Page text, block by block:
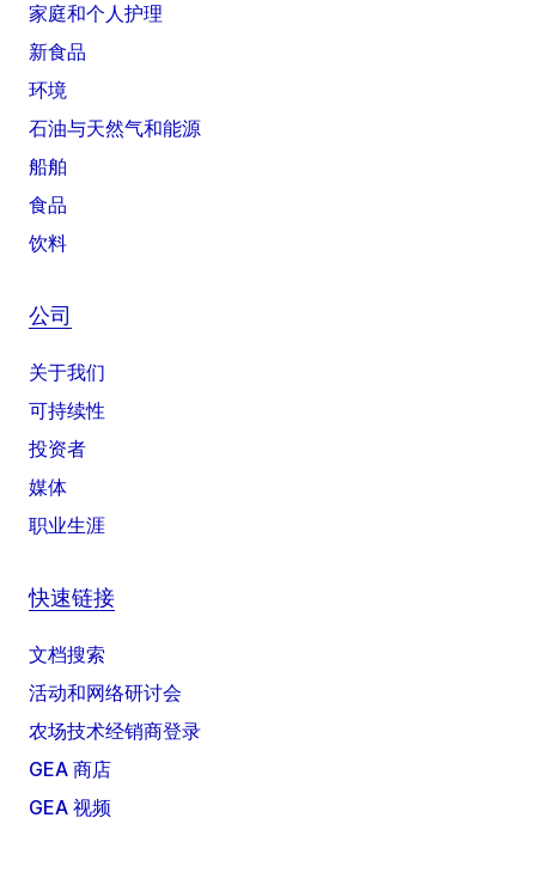
家庭和个人护理
新食品
环境
石油与天然气和能源
船舶
食品
饮料
公司
关于我们
可持续性
投资者
媒体
职业生涯
快速链接
文档搜索
活动和网络研讨会
农场技术经销商登录
GEA 商店
GEA 视频